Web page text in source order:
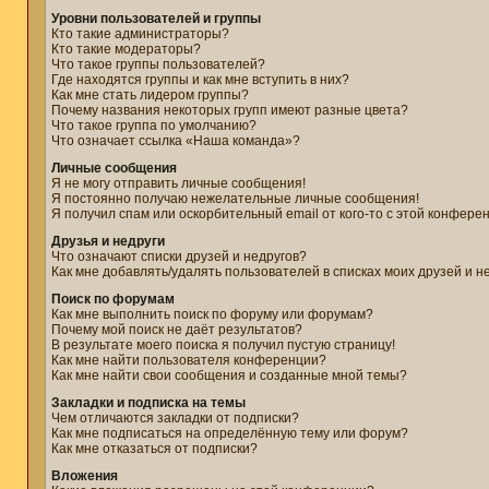
Уровни пользователей и группы
Кто такие администраторы?
Кто такие модераторы?
Что такое группы пользователей?
Где находятся группы и как мне вступить в них?
Как мне стать лидером группы?
Почему названия некоторых групп имеют разные цвета?
Что такое группа по умолчанию?
Что означает ссылка «Наша команда»?
Личные сообщения
Я не могу отправить личные сообщения!
Я постоянно получаю нежелательные личные сообщения!
Я получил спам или оскорбительный email от кого-то с этой
Друзья и недруги
Что означают списки друзей и недругов?
Как мне добавлять/удалять пользователей в списках моих друзей и
Поиск по форумам
Как мне выполнить поиск по форуму или форумам?
Почему мой поиск не даёт результатов?
В результате моего поиска я получил пустую страницу!
Как мне найти пользователя конференции?
Как мне найти свои сообщения и созданные мной темы?
Закладки и подписка на темы
Чем отличаются закладки от подписки?
Как мне подписаться на определённую тему или форум?
Как мне отказаться от подписки?
Вложения